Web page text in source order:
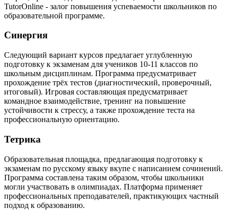
TutorOnline - залог повышения успеваемости школьников по
образовательной программе.
Синергия
Следующий вариант курсов предлагает углубленную
подготовку к экзаменам для учеников 10-11 классов по
школьным дисциплинам. Программа предусматривает
прохождение трёх тестов (диагностический, проверочный,
итоговый). Игровая составляющая предусматривает
командное взаимодействие, тренинг на повышение
устойчивости к стрессу, а также прохождение теста на
профессиональную ориентацию.
Тетрика
Образовательная площадка, предлагающая подготовку к
экзаменам по русскому языку вкупе с написанием сочинений.
Программа составлена таким образом, чтобы школьники
могли участвовать в олимпиадах. Платформа применяет
профессиональных преподавателей, практикующих частный
подход к образованию.